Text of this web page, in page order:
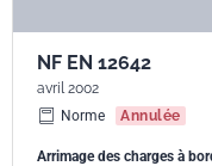
NF EN 12642
avril 2002
Norme
Annulée
Arrimage des charges à